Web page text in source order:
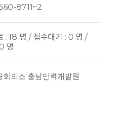
8711~2
: 18 명 / 접수대기 : 0 명 /
명
회의소 충남인력개발원